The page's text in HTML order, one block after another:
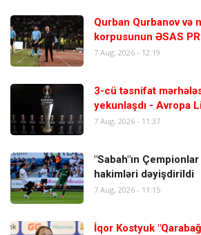
Qurban Qurbanov və
korpusunun ƏSAS
7 Aug, 2026 - 12:19
3-cü təsnifat
yekunlaşdı - Avropa
7 Aug, 2026 - 11:37
"Sabah"ın Çempionlar
hakimləri dəyişdirildi
7 Aug, 2026 - 11:15
İqor Kostyuk